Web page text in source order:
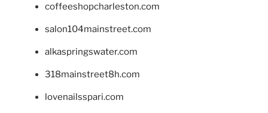
coffeeshopcharleston.com
salon104mainstreet.com
alkaspringswater.com
318mainstreet8h.com
lovenailsspari.com